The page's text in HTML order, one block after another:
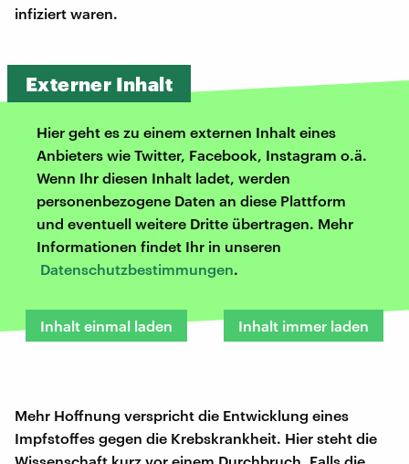
infiziert waren.
Externer Inhalt
Hier geht es zu einem externen Inhalt eines
Anbieters wie Twitter, Facebook, Instagram o.ä.
Wenn Ihr diesen Inhalt ladet, werden
personenbezogene Daten an diese Plattform
und eventuell weitere Dritte übertragen. Mehr
Informationen findet Ihr in unseren
Datenschutzbestimmungen.
Inhalt einmal laden Inhalt immer laden
Mehr Hoffnung verspricht die Entwicklung eines
Impfstoffes gegen die Krebskrankheit. Hier steht die